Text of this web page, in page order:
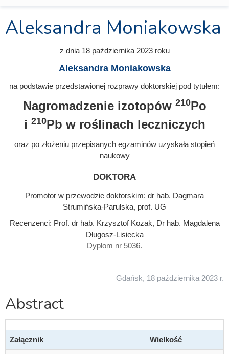
Aleksandra Moniakowska
z dnia 18 października 2023roku
Aleksandra Moniakowska
na podstawie przedstawionej rozprawy doktorskiej pod tytułem:
Nagromadzenie izotopów 210Po
i 210Pb w roślinach leczniczych
oraz po złożeniu przepisanych egzaminów uzyskała stopień
naukowy
doktora
Promotor w przewodzie doktorskim: dr hab. Dagmara
Strumińska-Parulska, prof. UG
Recenzenci: Prof. dr hab. Krzysztof Kozak, Dr hab. Magdalena
Długosz-Lisiecka
Dyplom nr 5036.
Gdańsk, 18 października 2023 r.
Abstract
Załącznik Wielkość